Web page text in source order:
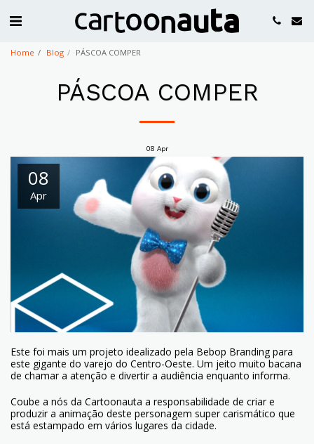
Home Blog PÁSCOA COMPER
PÁSCOA COMPER
08 Apr
08
Apr
Este foi mais um projeto idealizado pela Bebop Branding para
este gigante do varejo do Centro-Oeste. Um jeito muito bacana
de chamar a atenção e divertir a audiência enquanto informa.
Coube a nós da Cartoonauta a responsabilidade de criar e
produzir a animação deste personagem super carismático que
está estampado em vários lugares da cidade.